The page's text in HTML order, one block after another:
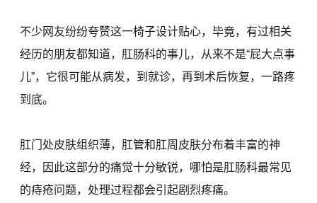
不少网友纷纷夸赞这一椅子设计贴心，毕竟，有过相关
经历的朋友都知道，肛肠科的事儿，从来不是“屁大点事
儿”，它很可能从病发，到就诊，再到术后恢复，一路疼
到底。
肛门处皮肤组织薄，肛管和肛周皮肤分布着丰富的神
经，因此这部分的痛觉十分敏锐，哪怕是肛肠科最常见
的痔疮问题，处理过程都会引起剧烈疼痛。